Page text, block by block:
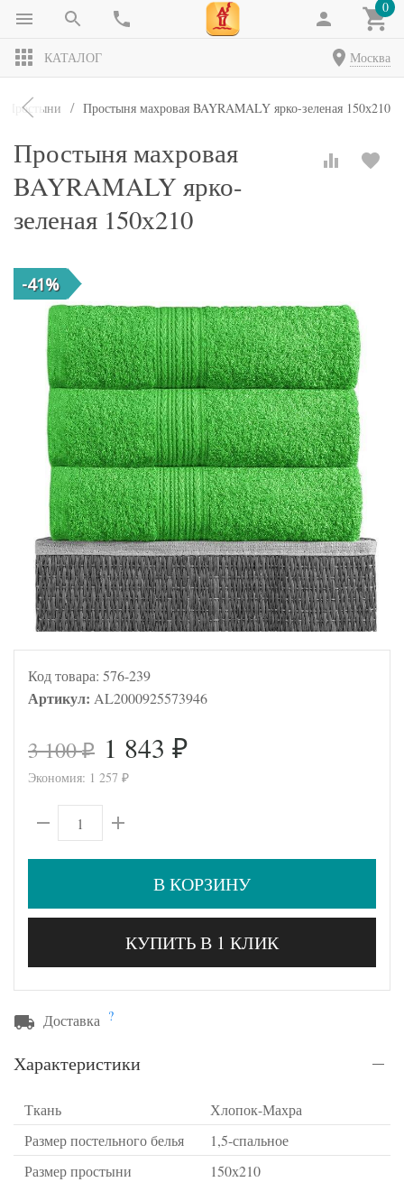
0
КАТАЛОГ Москва
Простыни Простыня махровая BAYRAMALY ярко-зеленая 150х210
Простыня махровая
BAYRAMALY ярко-
зеленая 150х210
-41%
Код товара: 576-239
Артикул: AL2000925573946
3 100₽ 1 843 ₽
Экономия: 1 257 ₽
В КОРЗИНУ
КУПИТЬ В 1 КЛИК
Доставка ?
Характеристики
Ткань
Хлопок-Махра
Размер постельного белья
1,5-спальное
Размер простыни
150х210